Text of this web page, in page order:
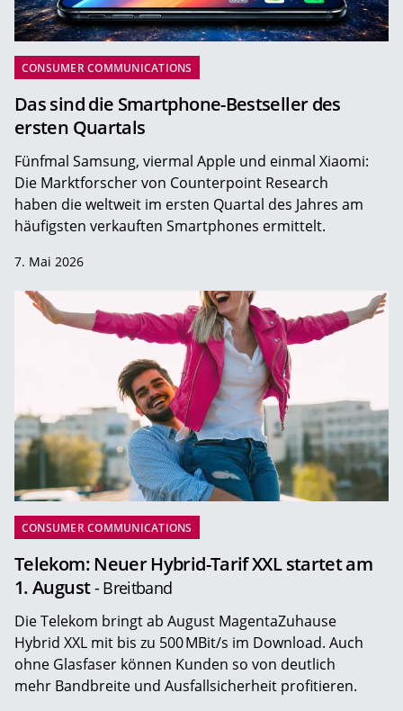
CONSUMER COMMUNICATIONS
Das sind die Smartphone-Bestseller des
ersten Quartals
Fünfmal Samsung, viermal Apple und einmal Xiaomi:
Die Marktforscher von Counterpoint Research
haben die weltweit im ersten Quartal des Jahres am
häufigsten verkauften Smartphones ermittelt.
7. Mai 2026
CONSUMER COMMUNICATIONS
Telekom: Neuer Hybrid-Tarif XXL startet am
1. August- Breitband
Die Telekom bringt ab August MagentaZuhause
Hybrid XXL mit bis zu 500 MBit/s im Download. Auch
ohne Glasfaser können Kunden so von deutlich
mehr Bandbreite und Ausfallsicherheit profitieren.